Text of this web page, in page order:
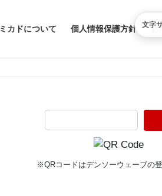
ミカドについて 個人情報保護方針 お
※QRコードはデンソーウェーブの
文字